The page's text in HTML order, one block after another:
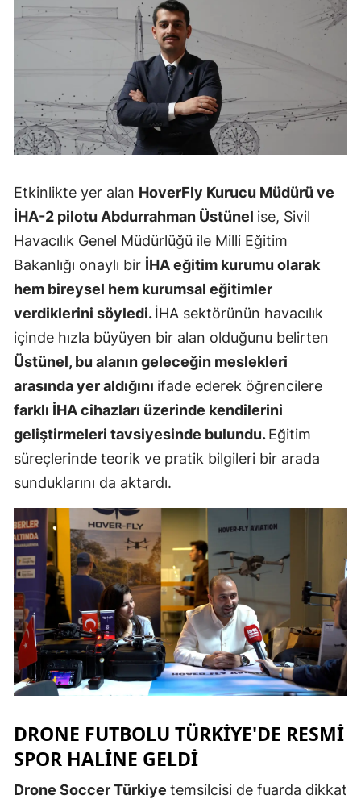
Malatya
Mardin
Muğla
Muş
Nevşehir
Niğde
Rize
Samsun
Sinop
Trabzon
Tunceli
Şanlıurfa
Uşak
Zonguldak
Etkinlikte yer alan HoverFly Kurucu Müdürü ve
İHA-2 pilotu Abdurrahman Üstünel ise, Sivil
Havacılık Genel Müdürlüğü ile Milli Eğitim
Bakanlığı onaylı bir İHA eğitim kurumu olarak
hem bireysel hem kurumsal eğitimler
verdiklerini söyledi.İHA sektörünün havacılık
içinde hızla büyüyen bir alan olduğunu belirten
Üstünel, bu alanın geleceğin meslekleri
arasında yer aldığını ifade ederek öğrencilere
farklı İHA cihazları üzerinde kendilerini
geliştirmeleri tavsiyesinde bulundu.Eğitim
süreçlerinde teorik ve pratik bilgileri bir arada
sunduklarını da aktardı.
DRONE FUTBOLU TÜRKIYE'DE RESMI
SPOR HALINE GELDI
Drone Soccer Türkiye temsilcisi de fuarda dikkat